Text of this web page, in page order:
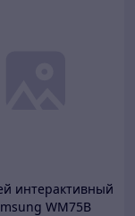
интерактивный
WM75B